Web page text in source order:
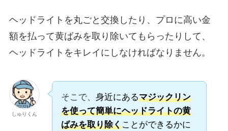
ヘッドライトを丸ごと交換したり、プロに高い金
額を払って黄ばみを取り除いてもらったりして、
ヘッドライトをキレイにしなければなりません。
しゅりくん
そこで、 身近にあるマジックリン
を使って簡単にヘッドライトの黄
ばみを取り除くことができるかに